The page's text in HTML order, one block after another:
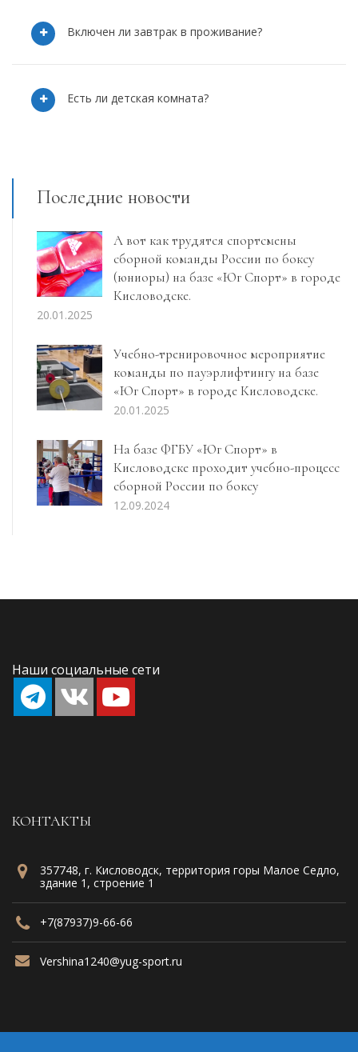
Включен ли завтрак в проживание?
Есть ли детская комната?
Последние новости
А вот как трудятся спортсмены
сборной команды России по боксу
(юниоры) на базе «Юг Спорт» в городе
Кисловодске.
20.01.2025
Учебно-тренировочное мероприятие
команды по пауэрлифтингу на базе
«Юг Спорт» в городе Кисловодске.
20.01.2025
На базе ФГБУ «Юг Спорт» в
Кисловодске проходит учебно-процесс
сборной России по боксу
12.09.2024
Наши социальные сети
КОНТАКТЫ
357748, г. Кисловодск, территория горы Малое Седло,
здание 1, строение 1
+7(87937)9-66-66
Vershina1240@yug-sport.ru